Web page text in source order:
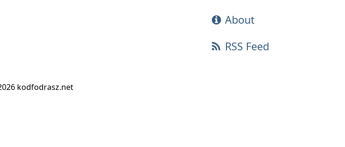
About
RSS Feed
kodfodrasz.net